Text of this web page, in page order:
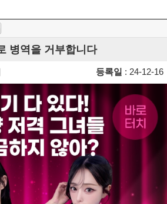
병역을 거부합니다
등록일 : 24-12-16